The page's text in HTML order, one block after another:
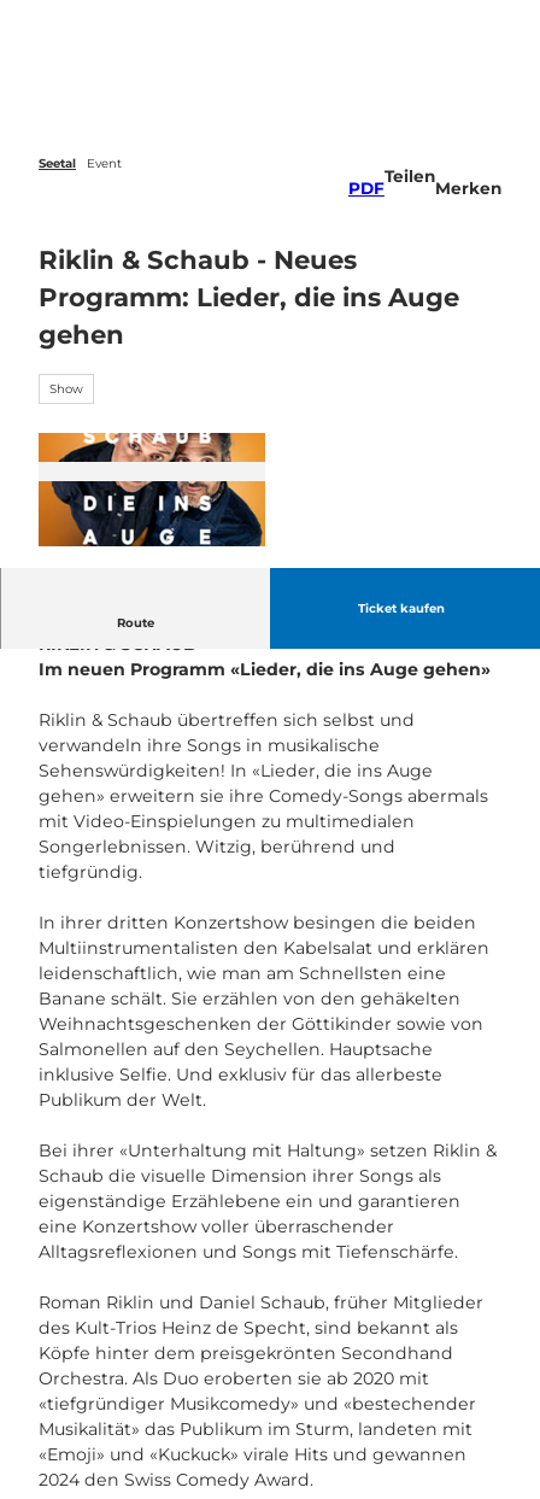
Seetal Event
PDF
Teilen
Merken
Riklin & Schaub - Neues
Programm: Lieder, die ins Auge
gehen
Show
Route
Ticket kaufen
Neue Songs mit Tiefenschärfe
RIKLIN & SCHAUB
Im neuen Programm «Lieder, die ins Auge gehen»
Riklin & Schaub übertreffen sich selbst und
verwandeln ihre Songs in musikalische
Sehenswürdigkeiten! In «Lieder, die ins Auge
gehen» erweitern sie ihre Comedy-Songs abermals
mit Video-Einspielungen zu multimedialen
Songerlebnissen. Witzig, berührend und
tiefgründig.
In ihrer dritten Konzertshow besingen die beiden
Multiinstrumentalisten den Kabelsalat und erklären
leidenschaftlich, wie man am Schnellsten eine
Banane schält. Sie erzählen von den gehäkelten
Weihnachtsgeschenken der Göttikinder sowie von
Salmonellen auf den Seychellen. Hauptsache
inklusive Selfie. Und exklusiv für das allerbeste
Publikum der Welt.
Bei ihrer «Unterhaltung mit Haltung» setzen Riklin &
Schaub die visuelle Dimension ihrer Songs als
eigenständige Erzählebene ein und garantieren
eine Konzertshow voller überraschender
Alltagsreflexionen und Songs mit Tiefenschärfe.
Roman Riklin und Daniel Schaub, früher Mitglieder
des Kult-Trios Heinz de Specht, sind bekannt als
Köpfe hinter dem preisgekrönten Secondhand
Orchestra. Als Duo eroberten sie ab 2020 mit
«tiefgründiger Musikcomedy» und «bestechender
Musikalität» das Publikum im Sturm, landeten mit
«Emoji» und «Kuckuck» virale Hits und gewannen
2024 den Swiss Comedy Award.